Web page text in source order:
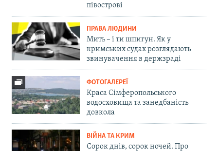
півострові
ПРАВА ЛЮДИНИ
Мить – і ти шпигун. Як у
кримських судах розглядають
звинувачення в держзраді
ФОТОГАЛЕРЕЇ
Краса Сімферопольського
водосховища та занедбаність
довкола
ВІЙНА ТА КРИМ
Сорок днів, сорок ночей. Про